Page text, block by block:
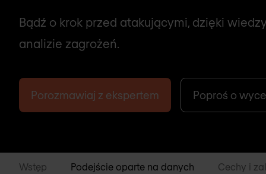
Bądź o krok przed atakującymi, dzięki
analizie zagrożeń.
Porozmawiaj z ekspertem Poproś o
Wstęp Podejście oparte na danych Cechy i